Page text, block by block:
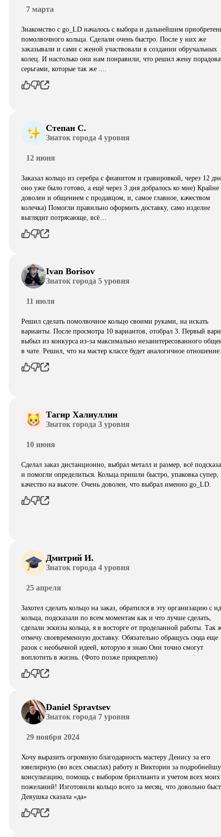
7 марта
Знакомство с go_LD началось с выбора и дальнейшим
помолвочного кольца. Сделали очень быстро. После у них же
заказывали и сами с женой участвовали в создании обручальных
колец. И настолько они нам понравили, что решил жену
серьгами, которые так же ....
Степан С.
Знаток города 4 уровня
12 июня
Заказал кольцо из серебра с фианитом и гравировкой, через 12
оно уже было готово, а ещё через 3 дня добралось ко мне) Крайне
доволен и общением с продавцом, и, самое главное, качеством
колечка) Помогли правильно оформить доставку, само изделие
выглядит потрясающе, всë…
Ivan Borisov
Знаток города 5 уровня
11 июля
Решил сделать помолвочное кольцо своими руками, на искать
варианты. После просмотра 10 вариантов, отобрал 3. Первый
выбыл из конкурса из-за максимально незаинтересованного
в чате. Решил, что на мастер классе будет аналогичное
Тагир Халиуллин
Знаток города 3 уровня
10 июня
Сделал заказ дистанционно, выбрал металл и размер, всё
и помогли определиться. Кольца пришли быстро, упаковка супер,
качество на высоте. Очень доволен, что выбрал именно go_LD.
Дмитрий И.
Знаток города 4 уровня
25 апреля
Захотел сделать кольцо на заказ, обратился в эту организацию с
кольца, подсказали по всем моментам как и что лучше сделать,
сделали эскизы кольца, я в восторге от проделанной работы. Так
отмечу своевременную доставку. Обязательно обращусь сюда еще
разок с необычной идеей, которую я знаю Они точно смогут
воплотить в жизнь. (Фото позже прикреплю)
Daniel Spravtsev
Знаток города 7 уровня
29 ноября 2024
Хочу выразить огромную благодарность мастеру Денису за его
ювелирную (во всех смыслах) работу и Виктории за
консультацию, помощь с выбором бриллианта и учетом всех моих
пожеланий! Изготовили кольцо всего за месяц, что довольно
Девушка сказала «да»